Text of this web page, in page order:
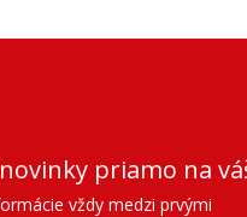
priamo na
vždy medzi prvými